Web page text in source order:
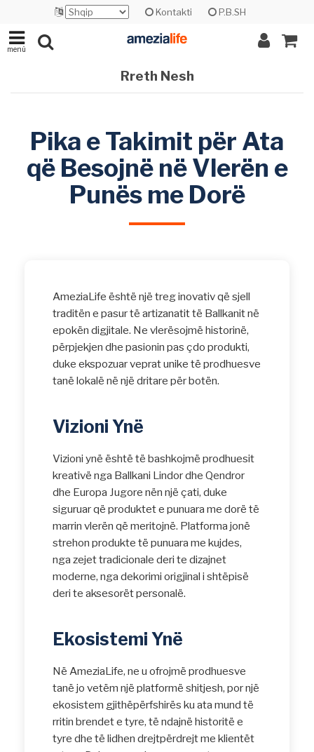
Kontakti P.B.SH
menü
Rreth Nesh
Pika e Takimit për Ata
që Besojnë në Vlerën e
Punës me Dorë
AmeziaLife është një treg inovativ që sjell
traditën e pasur të artizanatit të Ballkanit në
epokën digjitale. Ne vlerësojmë historinë,
përpjekjen dhe pasionin pas çdo produkti,
duke ekspozuar veprat unike të prodhuesve
tanë lokalë në një dritare për botën.
Vizioni Ynë
Vizioni ynë është të bashkojmë prodhuesit
kreativë nga Ballkani Lindor dhe Qendror
dhe Europa Jugore nën një çati, duke
siguruar që produktet e punuara me dorë të
marrin vlerën që meritojnë. Platforma jonë
strehon produkte të punuara me kujdes,
nga zejet tradicionale deri te dizajnet
moderne, nga dekorimi origjinal i shtëpisë
deri te aksesorët personalë.
Ekosistemi Ynë
Në AmeziaLife, ne u ofrojmë prodhuesve
tanë jo vetëm një platformë shitjesh, por një
ekosistem gjithëpërfshirës ku ata mund të
rritin brendet e tyre, të ndajnë historitë e
tyre dhe të lidhen drejtpërdrejt me klientët